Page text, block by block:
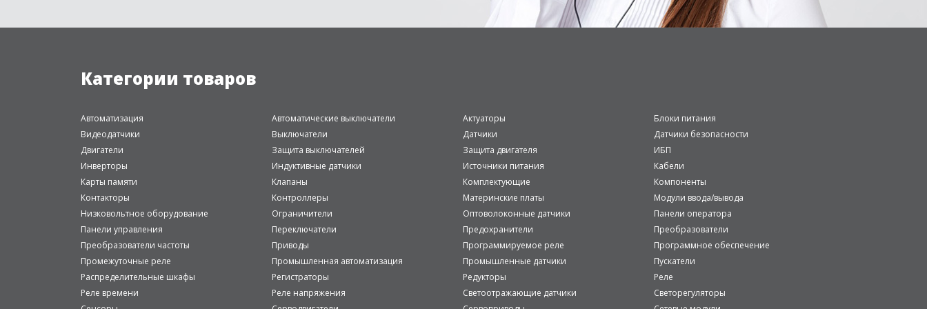
Категории товаров
Автоматизация Автоматические выключатели Актуаторы
Блоки питания
Видеодатчики
Выключатели Датчики
Датчики безопасности
Двигатели
Защита выключателей Защита двигателя
ИБП
Инверторы
Индуктивные датчики Источники питания
Кабели
Карты памяти
Клапаны Комплектующие
Компоненты
Контакторы
Контроллеры Материнские платы
Модули ввода/вывода
Низковольтное оборудование
Ограничители Оптоволоконные датчики
Панели оператора
Панели управления
Переключатели Предохранители
Преобразователи
Преобразователи частоты
Приводы Программируемое реле
Программное обеспечение
Промежуточные реле
Промышленная автоматизация Промышленные датчики
Пускатели
Распределительные шкафы
Регистраторы Редукторы
Реле
Реле времени
Реле напряжения Светоотражающие датчики
Светорегуляторы